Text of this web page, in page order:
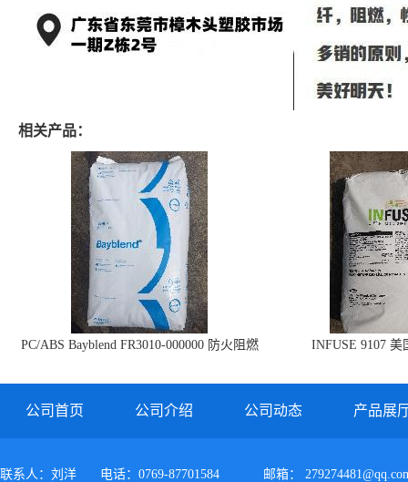
相关产品：
PC/ABS Bayblend FR3010-000000 防火阻燃
INFUSE 9107 美
公司首页 公司介绍 公司动态 产品展
联系人：刘洋 电话：0769-87701584 邮箱：